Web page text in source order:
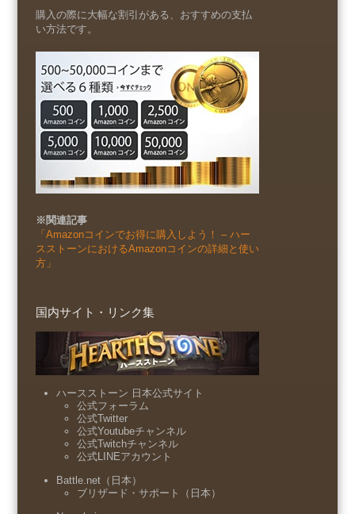
購入の際に大幅な割引がある、おすすめの支払
い方法です。
※関連記事
「Amazonコインでお得に購入しよう！ – ハー
スストーンにおけるAmazonコインの詳細と使い
方」
国内サイト・リンク集
ハースストーン 日本公式サイト
公式フォーラム
公式Twitter
公式Youtubeチャンネル
公式Twitchチャンネル
公式LINEアカウント
Battle.net（日本）
ブリザード・サポート（日本）